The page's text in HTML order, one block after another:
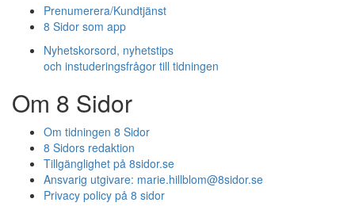
Prenumerera/Kundtjänst
8 Sidor som app
Nyhetskorsord, nyhetstips
och instuderingsfrågor till tidningen
Om 8 Sidor
Om tidningen 8 Sidor
8 Sidors redaktion
Tillgänglighet på 8sidor.se
Ansvarig utgivare: marie.hillblom@8sidor.se
Privacy policy på 8 sidor